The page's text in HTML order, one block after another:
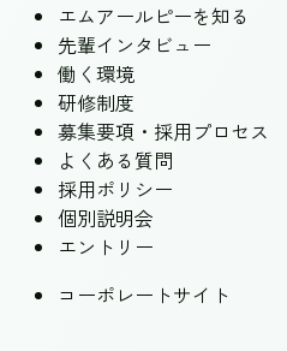
エムアールピーを知る
先輩インタビュー
働く環境
研修制度
募集要項・採用プロセス
よくある質問
採用ポリシー
個別説明会
エントリー
コーポレートサイト